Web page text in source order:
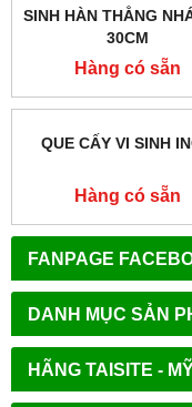
FANPAGE
DANH MỤC SẢN
HÃNG TAISITE -
SINH HÀN THẲNG
30CM
Hàng có sẵn
QUE CẤY VI SINH
Hàng có sẵn